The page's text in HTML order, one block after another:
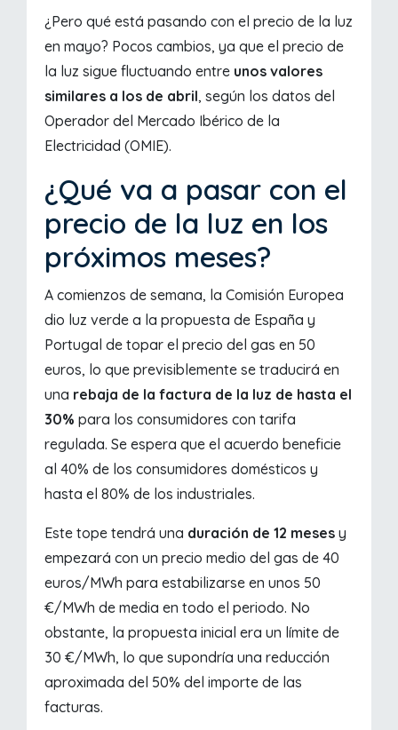
¿Pero qué está pasando con el precio de la luz
en mayo? Pocos cambios, ya que el precio de
la luz sigue fluctuando entre unos valores
similares a los de abril, según los datos del
Operador del Mercado Ibérico de la
Electricidad (OMIE).
¿Qué va a pasar con el
precio de la luz en los
próximos meses?
A comienzos de semana, la Comisión Europea
dio luz verde a la propuesta de España y
Portugal de topar el precio del gas en 50
euros, lo que previsiblemente se traducirá en
una rebaja de la factura de la luz de hasta el
30% para los consumidores con tarifa
regulada. Se espera que el acuerdo beneficie
al 40% de los consumidores domésticos y
hasta el 80% de los industriales.
Este tope tendrá una duración de 12 meses y
empezará con un precio medio del gas de 40
euros/MWh para estabilizarse en unos 50
€/MWh de media en todo el periodo. No
obstante, la propuesta inicial era un límite de
30 €/MWh, lo que supondría una reducción
aproximada del 50% del importe de las
facturas.